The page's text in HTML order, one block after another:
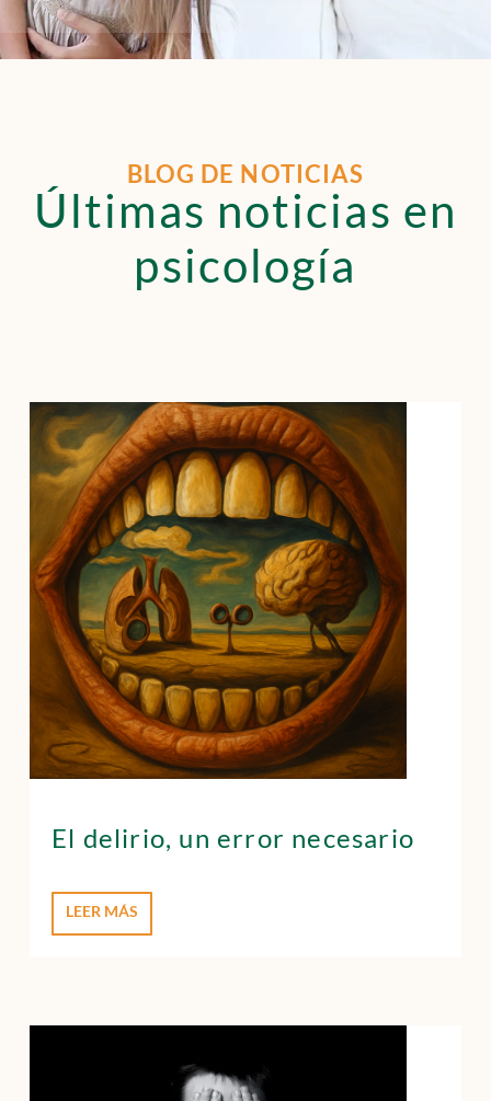
BLOG DE NOTICIAS
Últimas noticias en
psicología
El delirio, un error necesario
LEER MÁS